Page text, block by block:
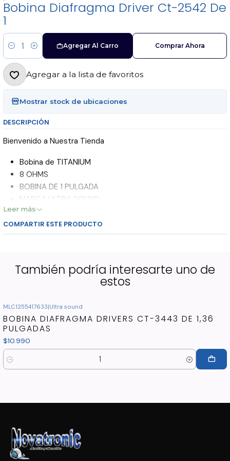
Bobina Diafragma Driver Ct-2542 De
1
Cantidad
Agregar Al Carro Comprar Ahora
Agregar a la lista de favoritos
Mostrar stock de ubicaciones
DESCRIPCIÓN
Bienvenido a Nuestra Tienda
Bobina de TITANIUM
8 OHMS
BOBINA DE 1 PULGADA
MARCA ULTRA SOUND
-------------- Novatronic Audio & Sonido --------------
Leer más
COMPARTIR ESTE PRODUCTO
También podría interesarte uno de
estos
MLC1255417633|Ultra sound
BOBINA DIAFRAGMA DRIVERS CT-3443 DE 1,36
PULGADAS
$10.990
Cantidad